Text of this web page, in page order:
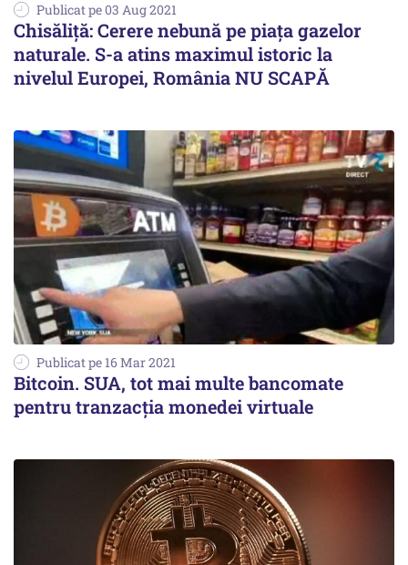
Publicat pe 03 Aug 2021
Chisăliță: Cerere nebună pe piața gazelor
naturale. S-a atins maximul istoric la
nivelul Europei, România NU SCAPĂ
Publicat pe 16 Mar 2021
Bitcoin. SUA, tot mai multe bancomate
pentru tranzacția monedei virtuale